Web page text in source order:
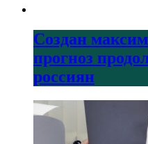
Создан
прогноз
россиян